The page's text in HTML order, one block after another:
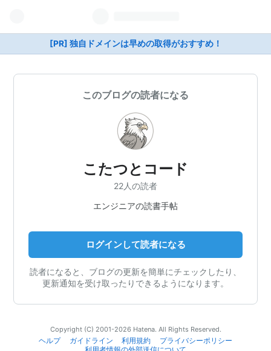
[PR] 独自ドメインは早めの取得がおすすめ！
このブログの読者になる
こたつとコード
22人の読者
エンジニアの読書手帖
ログインして読者になる
読者になると、ブログの更新を簡単にチェックしたり、
更新通知を受け取ったりできるようになります。
Copyright (C) 2001-2026 Hatena. All Rights Reserved.
ヘルプ
ガイドライン 利用規約
プライバシーポリシー